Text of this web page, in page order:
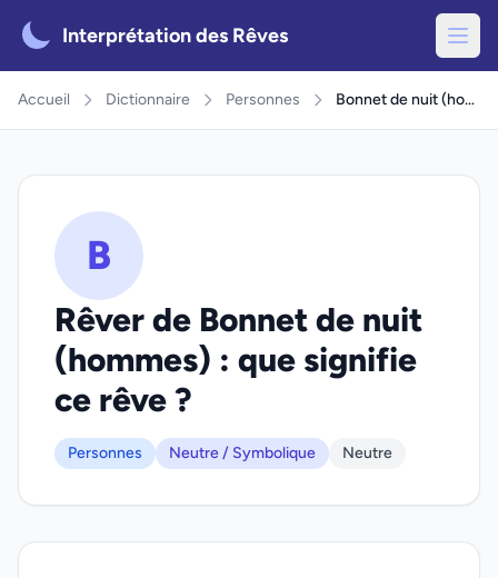
Interprétation des Rêves
Accueil Dictionnaire Personnes Bonnet de nuit (hommes)
B
Rêver de Bonnet de nuit
(hommes) : que signifie
ce rêve ?
Personnes Neutre / Symbolique Neutre